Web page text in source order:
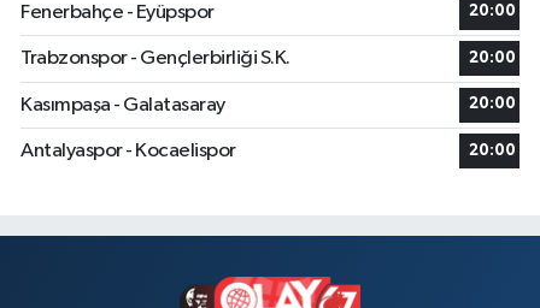
Fenerbahçe - Eyüpspor 20:00
Trabzonspor - Gençlerbirliği S.K. 20:00
Kasımpaşa - Galatasaray 20:00
Antalyaspor - Kocaelispor 20:00